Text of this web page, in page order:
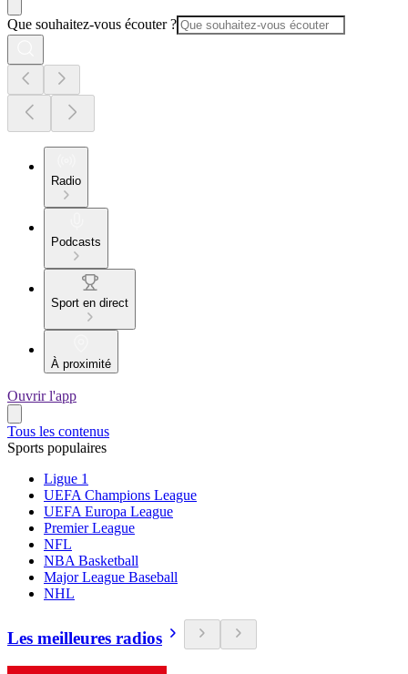
Que souhaitez-vous écouter ?
Radio
Podcasts
Sport en direct
À proximité
Ouvrir l'app
Tous les contenus
Sports populaires
Ligue 1
UEFA Champions League
UEFA Europa League
Premier League
NFL
NBA Basketball
Major League Baseball
NHL
Les meilleures radios